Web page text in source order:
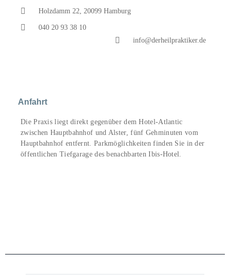
Holzdamm 22, 20099 Hamburg
040 20 93 38 10
info@derheilpraktiker.de
Anfahrt
Die Praxis liegt direkt gegenüber dem Hotel-Atlantic
zwischen Hauptbahnhof und Alster, fünf Gehminuten vom
Hauptbahnhof entfernt. Parkmöglichkeiten finden Sie in der
öffentlichen Tiefgarage des benachbarten Ibis-Hotel.